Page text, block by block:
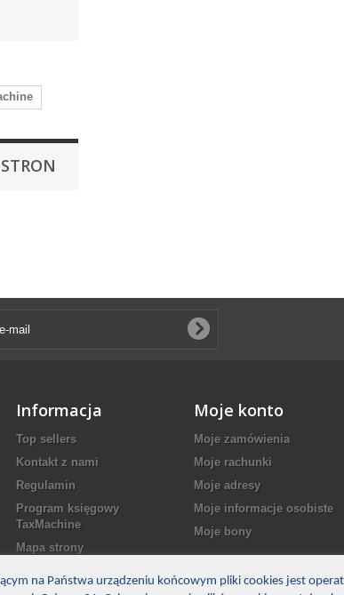
Informacja
Top sellers
Kontakt z nami
Regulamin
Program księgowy
TaxMachine
Mapa strony
Moje konto
Moje zamówienia
Moje rachunki
Moje adresy
Moje informacje osobiste
Moje bony
na Państwa urządzeniu końcowym pliki cookies jest